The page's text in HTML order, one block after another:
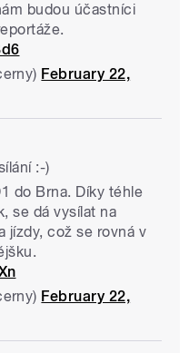
budou účastníci
February 22,
:-)
do Brna. Díky téhle
se dá vysílat na
jízdy, což se rovná v
February 22,